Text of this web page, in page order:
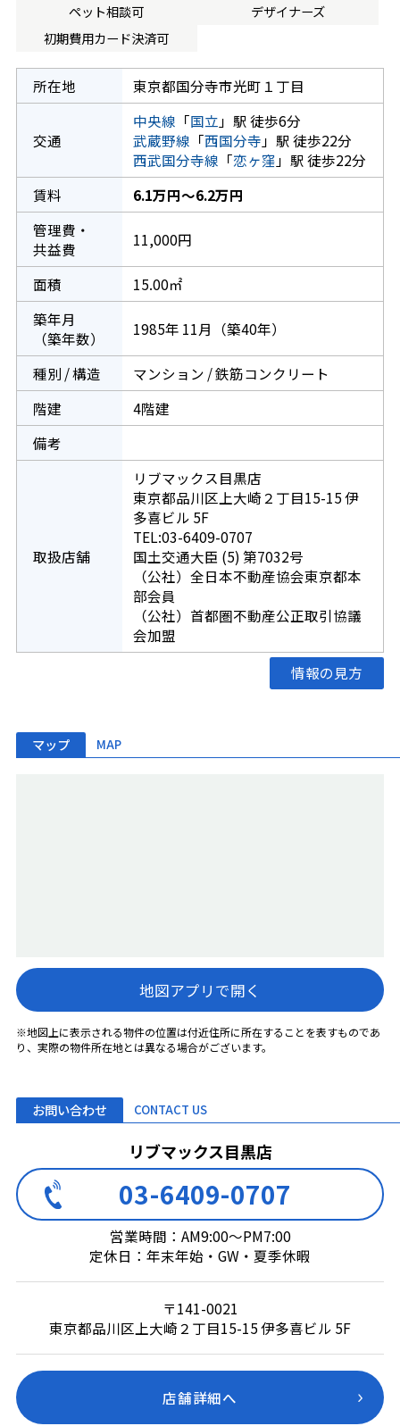
ペット相談可
デザイナーズ
初期費用カード決済可
所在地 東京都国分寺市光町１丁目
交通
中央線 「国立 」駅 徒歩6分
武蔵野線 「西国分寺 」駅 徒歩22分
西武国分寺線 「恋ヶ窪 」駅 徒歩22分
賃料
6.1万円～6.2万円
管理費・
共益費
11,000円
面積
15.00㎡
築年月
（築年数）
1985年 11月（築40年）
種別 / 構造
マンション / 鉄筋コンクリート
階建
4階建
備考
取扱店舗
リブマックス目黒店
東京都品川区上大崎２丁目15-15 伊
多喜ビル 5F
TEL:03-6409-0707
国土交通大臣 (5) 第7032号
（公社）全日本不動産協会東京都本
部会員
（公社）首都圏不動産公正取引協議
会加盟
情報の見方
マップ MAP
地図アプリで開く
※地図上に表示される物件の位置は付近住所に所在することを表すものであ
り、実際の物件所在地とは異なる場合がございます。
お問い合わせ CONTACT US
リブマックス目黒店
03-6409-0707
営業時間：AM9:00～PM7:00
定休日：年末年始・GW・夏季休暇
〒141-0021
東京都品川区上大崎２丁目15-15 伊多喜ビル 5F
店舗詳細へ